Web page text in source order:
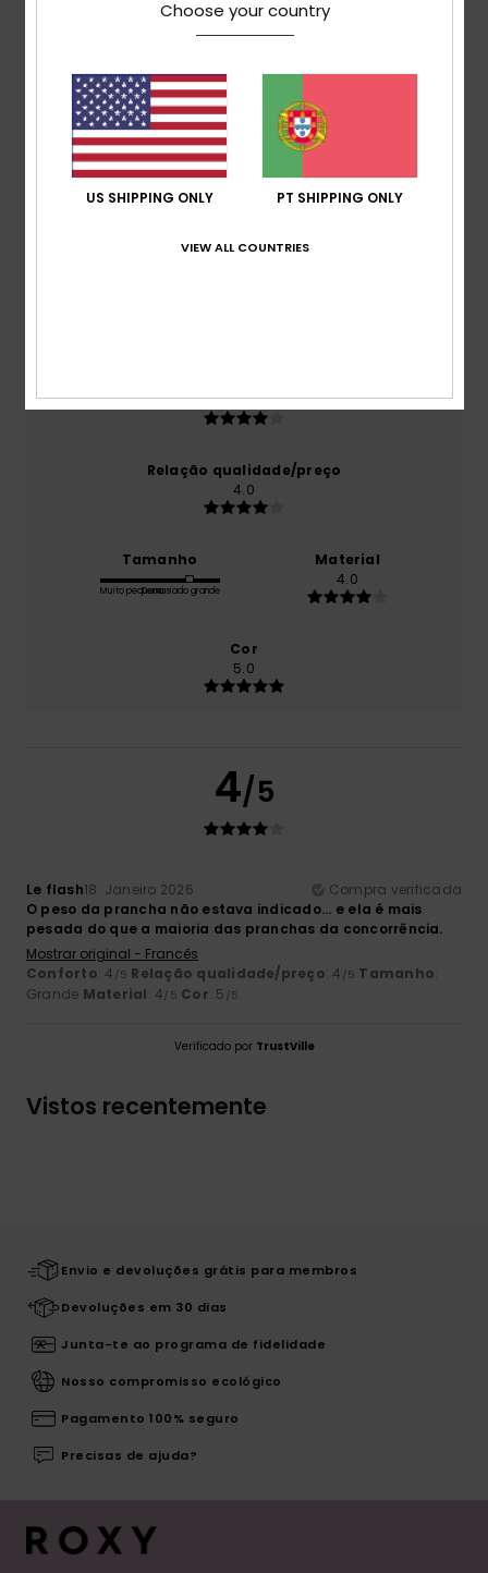
Avaliações dos clientes
Pontuação média
4.0
4.0
Relação qualidade/preço
4.0
Tamanho
Muito pequenoDemasiado grande
Material
4.0
Cor
5.0
4/5
Le flash18. Janeiro 2026
Compra verificada
O peso da prancha não estava indicado... e ela é mais
pesada do que a maioria das pranchas da concorrência.
Mostrar original - Francês
Conforto: 4 /5 Relação qualidade/preço: 4 /5 Tamanho:
Grande Material: 4/5 Cor: 5 /5
Verificado por TrustVille
Vistos recentemente
Envio e devoluções grátis para membros
Devoluções em 30 dias
Junta-te ao programa de fidelidade
Nosso compromisso ecológico
Pagamento 100% seguro
Precisas de ajuda?
Choose your country
US SHIPPING ONLY PT SHIPPING ONLY
VIEW ALL COUNTRIES